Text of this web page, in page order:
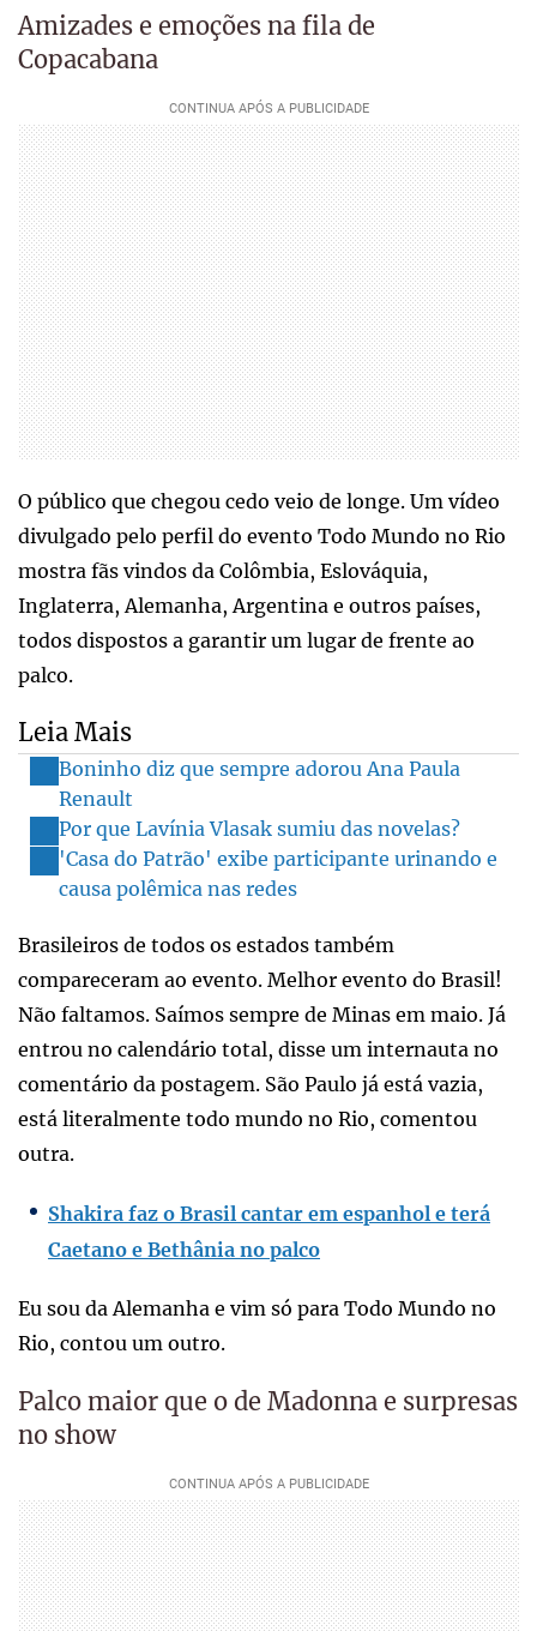
Amizades e emoções na fila de
Copacabana
O público que chegou cedo veio de longe. Um vídeo
divulgado pelo perfil do evento Todo Mundo no Rio
mostra fãs vindos da Colômbia, Eslováquia,
Inglaterra, Alemanha, Argentina e outros países,
todos dispostos a garantir um lugar de frente ao
palco.
Leia Mais
Boninho diz que sempre adorou Ana Paula
Renault
Por que Lavínia Vlasak sumiu das novelas?
'Casa do Patrão' exibe participante urinando e
causa polêmica nas redes
Brasileiros de todos os estados também
compareceram ao evento. Melhor evento do Brasil!
Não faltamos. Saímos sempre de Minas em maio. Já
entrou no calendário total, disse um internauta no
comentário da postagem. São Paulo já está vazia,
está literalmente todo mundo no Rio, comentou
outra.
Shakira faz o Brasil cantar em espanhol e terá
Caetano e Bethânia no palco
Eu sou da Alemanha e vim só para Todo Mundo no
Rio, contou um outro.
Palco maior que o de Madonna e surpresas
no show